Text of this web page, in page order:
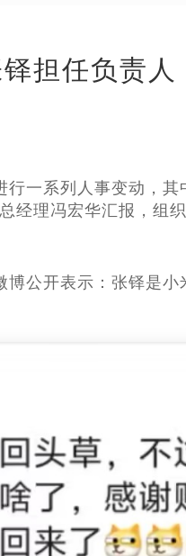
担任负责人
一系列人事变动，
经理冯宏华汇报，组
公开表示：张铎是